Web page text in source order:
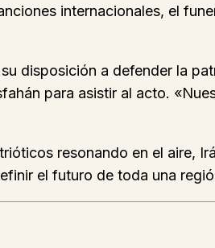
internacionales, el
disposición a defender la
para asistir al acto.
resonando en el aire,
el futuro de toda una